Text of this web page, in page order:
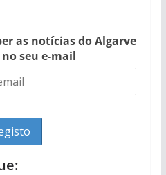
as notícias do Algarve
seu e-mail